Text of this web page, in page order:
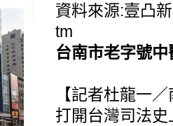
資料來源:壹凸
tm
台南市老字號
【記者杜龍一
打開台灣司法